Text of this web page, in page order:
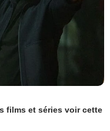
films et séries voir cette